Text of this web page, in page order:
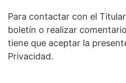
Para contactar con el
boletín o realizar
tiene que aceptar la
Privacidad.